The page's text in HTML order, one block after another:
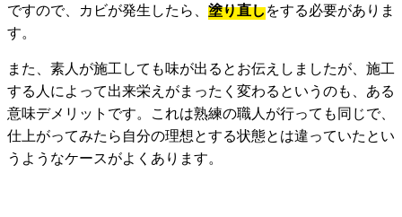
ですので、カビが発生したら、 塗り直しをする必要がありま
す。
また、素人が施工しても味が出るとお伝えしましたが、施工
する人によって出来栄えがまったく変わるというのも、ある
意味デメリットです。これは熟練の職人が行っても同じで、
仕上がってみたら自分の理想とする状態とは違っていたとい
うようなケースがよくあります。